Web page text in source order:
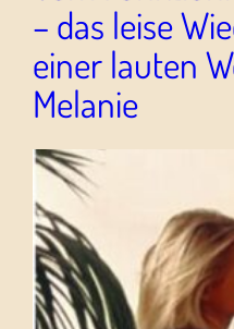
– das leise
einer lauten
Melanie